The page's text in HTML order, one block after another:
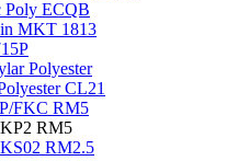
Poly ECQB
MKT 1813
Polyester
CL21
FKC RM5
RM5
RM2.5